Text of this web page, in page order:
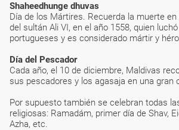
Shaheedhunge dhuvas
Día de los Mártires. Recuerda la muerte
del sultán Ali VI, en el año 1558, quien
portugueses y es considerado mártir y
Día del Pescador
Cada año, el 10 de diciembre, Maldivas
sus pescadores y los agasaja en una gran
Por supuesto también se celebran todas
religiosas: Ramadám, primer día de Shav,
Azha, etc.